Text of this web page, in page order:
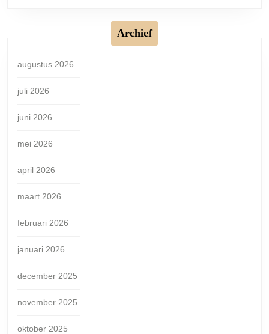
Archief
augustus 2026
juli 2026
juni 2026
mei 2026
april 2026
maart 2026
februari 2026
januari 2026
december 2025
november 2025
oktober 2025